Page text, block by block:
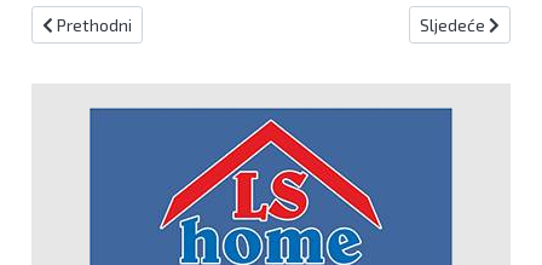
Prethodni članak: Zračna luka Mostar planira proširenje
Prethodni Sljedeći
Sljedeće